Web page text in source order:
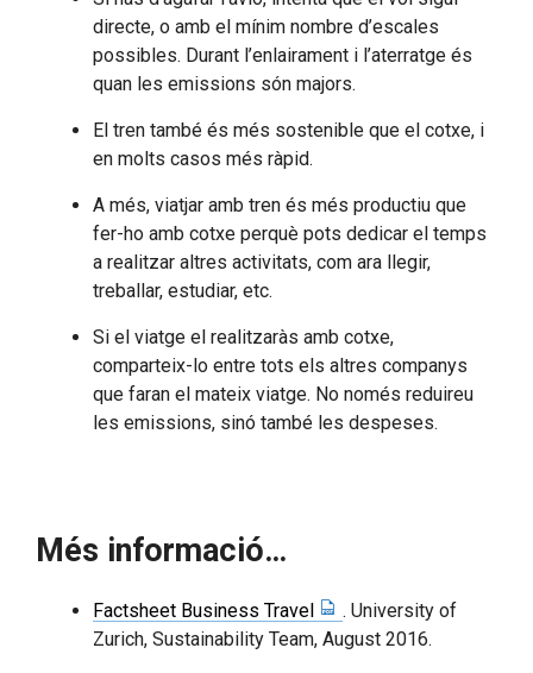
directe, o amb el mínim nombre d’escales
possibles. Durant l’enlairament i l’aterratge és
quan les emissions són majors.
El tren també és més sostenible que el cotxe, i
en molts casos més ràpid.
A més, viatjar amb tren és més productiu que
fer-ho amb cotxe perquè pots dedicar el temps
a realitzar altres activitats, com ara llegir,
treballar, estudiar, etc.
Si el viatge el realitzaràs amb cotxe,
comparteix-lo entre tots els altres companys
que faran el mateix viatge. No només reduireu
les emissions, sinó també les despeses.
Més informació…
Factsheet Business Travel
. University of
Zurich, Sustainability Team, August 2016.